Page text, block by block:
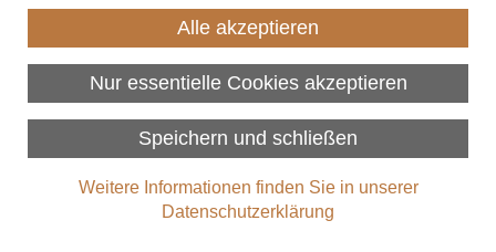
Über uns
Beratungsleistungen sind herstellerneutral und kostenlos.
Überregionale Fachberatung
Holzbau
Die überregionale Fachberatung Holzbau des
produktneutrale und herstellerunabhängige Hilfestellung beim
Planen und Bauen mit Holz – von prinzipiellen Fragen beim
Alle akzeptieren
Nur essentielle Cookies akzeptieren
Speichern und schließen
Weitere Informationen finden Sie in unserer
Datenschutzerklärung